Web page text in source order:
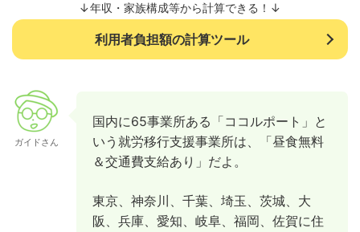
↓年収・家族構成等から計算できる！↓
利用者負担額の計算ツール
ガイドさん
国内に65事業所ある「ココルポート」と
いう就労移行支援事業所は、「昼食無料
＆交通費支給あり」だよ。
東京、神奈川、千葉、埼玉、茨城、大
阪、兵庫、愛知、岐阜、福岡、佐賀に住